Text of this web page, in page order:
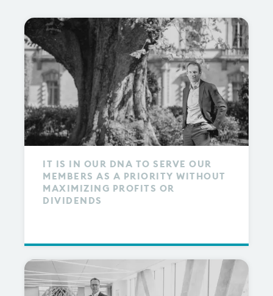
IT IS IN OUR DNA TO SERVE OUR
MEMBERS AS A PRIORITY WITHOUT
MAXIMIZING PROFITS OR
DIVIDENDS